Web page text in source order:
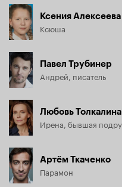
Ксения Алексеева
Ксюша
Павел Трубинер
Андрей, писатель
Любовь Толкалина
Артём Ткаченко
Парамон